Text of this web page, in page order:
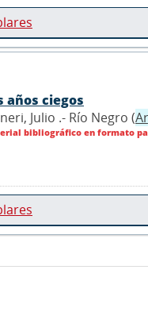
años ciegos
Julio .- Río Negro (
bibliográfico en formato